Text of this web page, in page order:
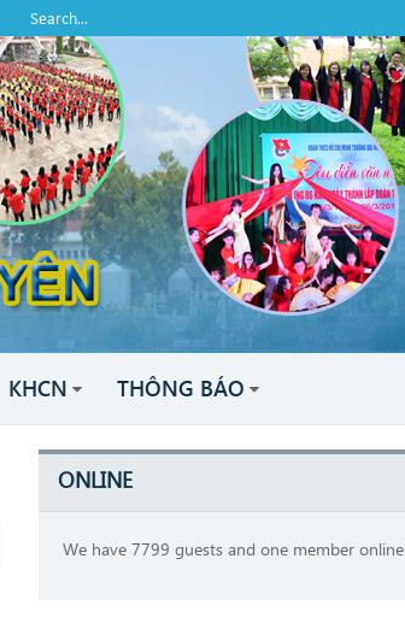
KHCN THÔNG BÁO
ONLINE
We have 7799 guests and one member online